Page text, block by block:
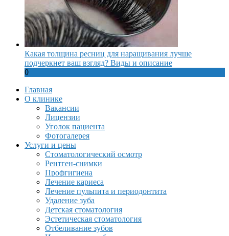
Какая толщина ресниц для наращивания лучше
подчеркнет ваш взгляд? Виды и описание
0
Главная
О клинике
Вакансии
Лицензии
Уголок пациента
Фотогалерея
Услуги и цены
Стоматологический осмотр
Рентген-снимки
Профгигиена
Лечение кариеса
Лечение пульпита и периодонтита
Удаление зуба
Детская стоматология
Эстетическая стоматология
Отбеливание зубов